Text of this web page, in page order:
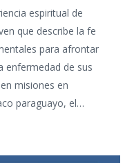
espiritual de
que describe la fe
para afrontar
enfermedad de sus
misiones en
paraguayo, el…